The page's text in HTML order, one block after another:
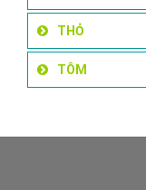
THỎ
TÔM